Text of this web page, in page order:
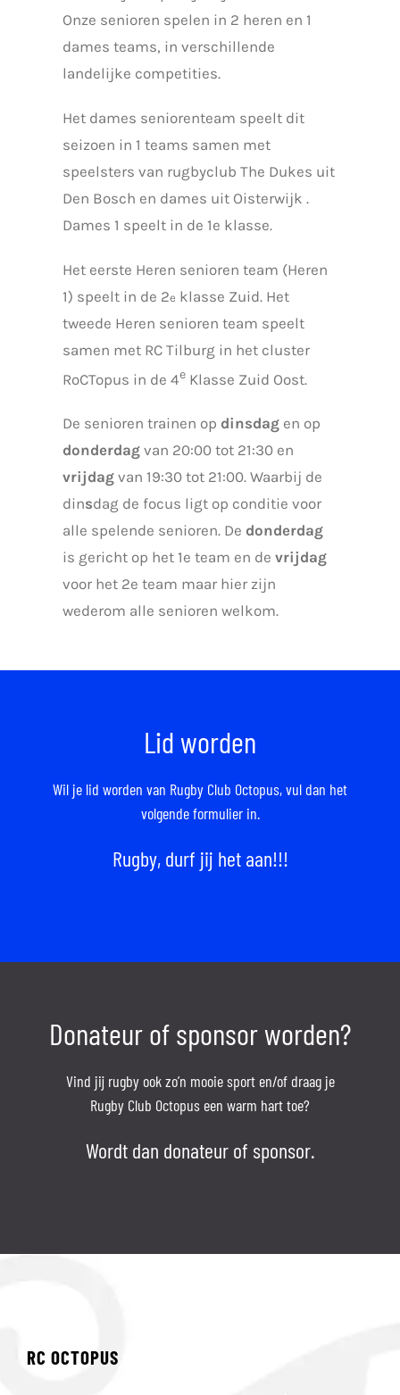
Onze senioren spelen in 2 heren en 1
dames teams, in verschillende
landelijke competities.
Het dames seniorenteam speelt dit
seizoen in 1 teams samen met
speelsters van rugbyclub The Dukes uit
Den Bosch en dames uit Oisterwijk .
Dames 1 speelt in de 1e klasse.
Het eerste Heren senioren team (Heren
1) speelt in de 2e klasse Zuid. Het
tweede Heren senioren team speelt
samen met RC Tilburg in het cluster
RoCTopus in de 4eKlasse Zuid Oost.
De senioren trainen op dinsdagen op
donderdagvan 20:00 tot 21:30 en
vrijdagvan 19:30 tot 21:00. Waarbij de
dinsdag de focus ligt op conditie voor
alle spelende senioren. De donderdag
is gericht op het 1e team en de vrijdag
voor het 2e team maar hier zijn
wederom alle senioren welkom.
Lid worden
Wil je lid worden van Rugby Club Octopus,vul dan het
volgende formulier in.
Rugby, durf jij het aan!!!
Donateur of sponsor worden?
Vind jij rugby ook zo’n mooie sport en/of draag je
Rugby Club Octopus een warm hart toe?
Wordt dan donateur of sponsor.
RC OCTOPUS